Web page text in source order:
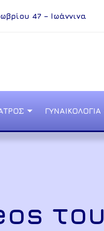
47 – Ιωάννινα
ΓΥΝΑΙΚΟΛΟΓΙΑ